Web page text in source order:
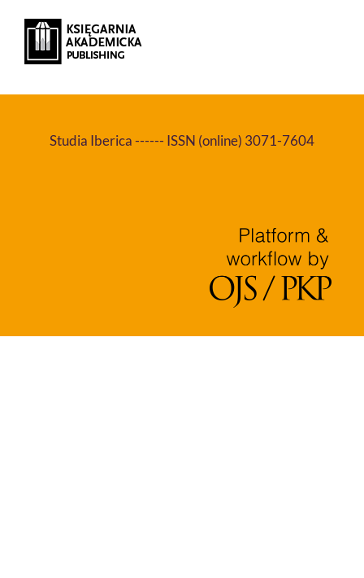
Studia Iberica ------ ISSN (online) 3071-7604